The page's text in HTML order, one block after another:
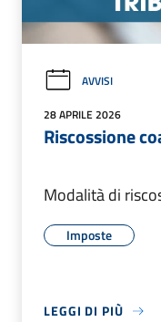
AVVISI
28 APRILE 2026
Riscossione
Modalità di
Imposte
LEGGI DI PIÙ